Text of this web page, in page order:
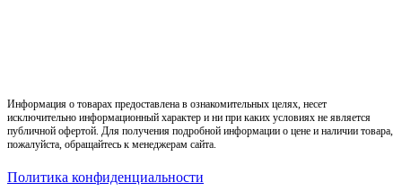
Информация о товарах предоставлена в ознакомительных целях, несет
исключительно информационный характер и ни при каких условиях не является
публичной офертой. Для получения подробной информации о цене и наличии товара,
пожалуйста, обращайтесь к менеджерам сайта.
Политика конфиденциальности